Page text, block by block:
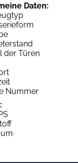
Daten:
der Türen
Nummer